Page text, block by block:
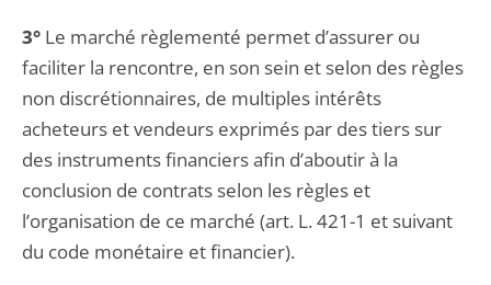
3° Le marché règlementé permet d’assurer ou
faciliter la rencontre, en son sein et selon des règles
non discrétionnaires, de multiples intérêts
acheteurs et vendeurs exprimés par des tiers sur
des instruments financiers afin d’aboutir à la
conclusion de contrats selon les règles et
l’organisation de ce marché (art. L. 421-1 et suivant
du code monétaire et financier).